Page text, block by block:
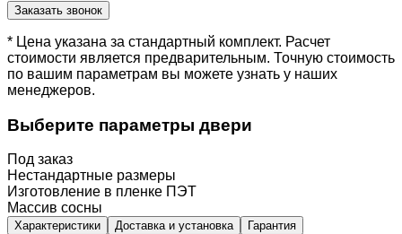
Заказать звонок
* Цена указана за стандартный комплект. Расчет
стоимости является предварительным. Точную стоимость
по вашим параметрам вы можете узнать у наших
менеджеров.
Выберите параметры двери
Под заказ
Нестандартные размеры
Изготовление в пленке ПЭТ
Массив сосны
Характеристики Доставка и установка Гарантия